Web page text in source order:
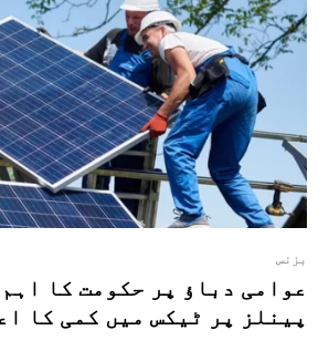
بزنس
عوامی دباؤ پر حکومت کا
پینلز پر ٹیکس میں کمی کا